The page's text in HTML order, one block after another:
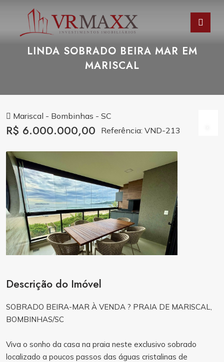
LINDA SOBRADO BEIRA MAR EM
MARISCAL
Mariscal - Bombinhas - SC
R$ 6.000.000,00 Referência: VND-213
Descrição do Imóvel
SOBRADO BEIRA-MAR À VENDA ? PRAIA DE MARISCAL,
BOMBINHAS/SC
Viva o sonho da casa na praia neste exclusivo sobrado
localizado a poucos passos das águas cristalinas de